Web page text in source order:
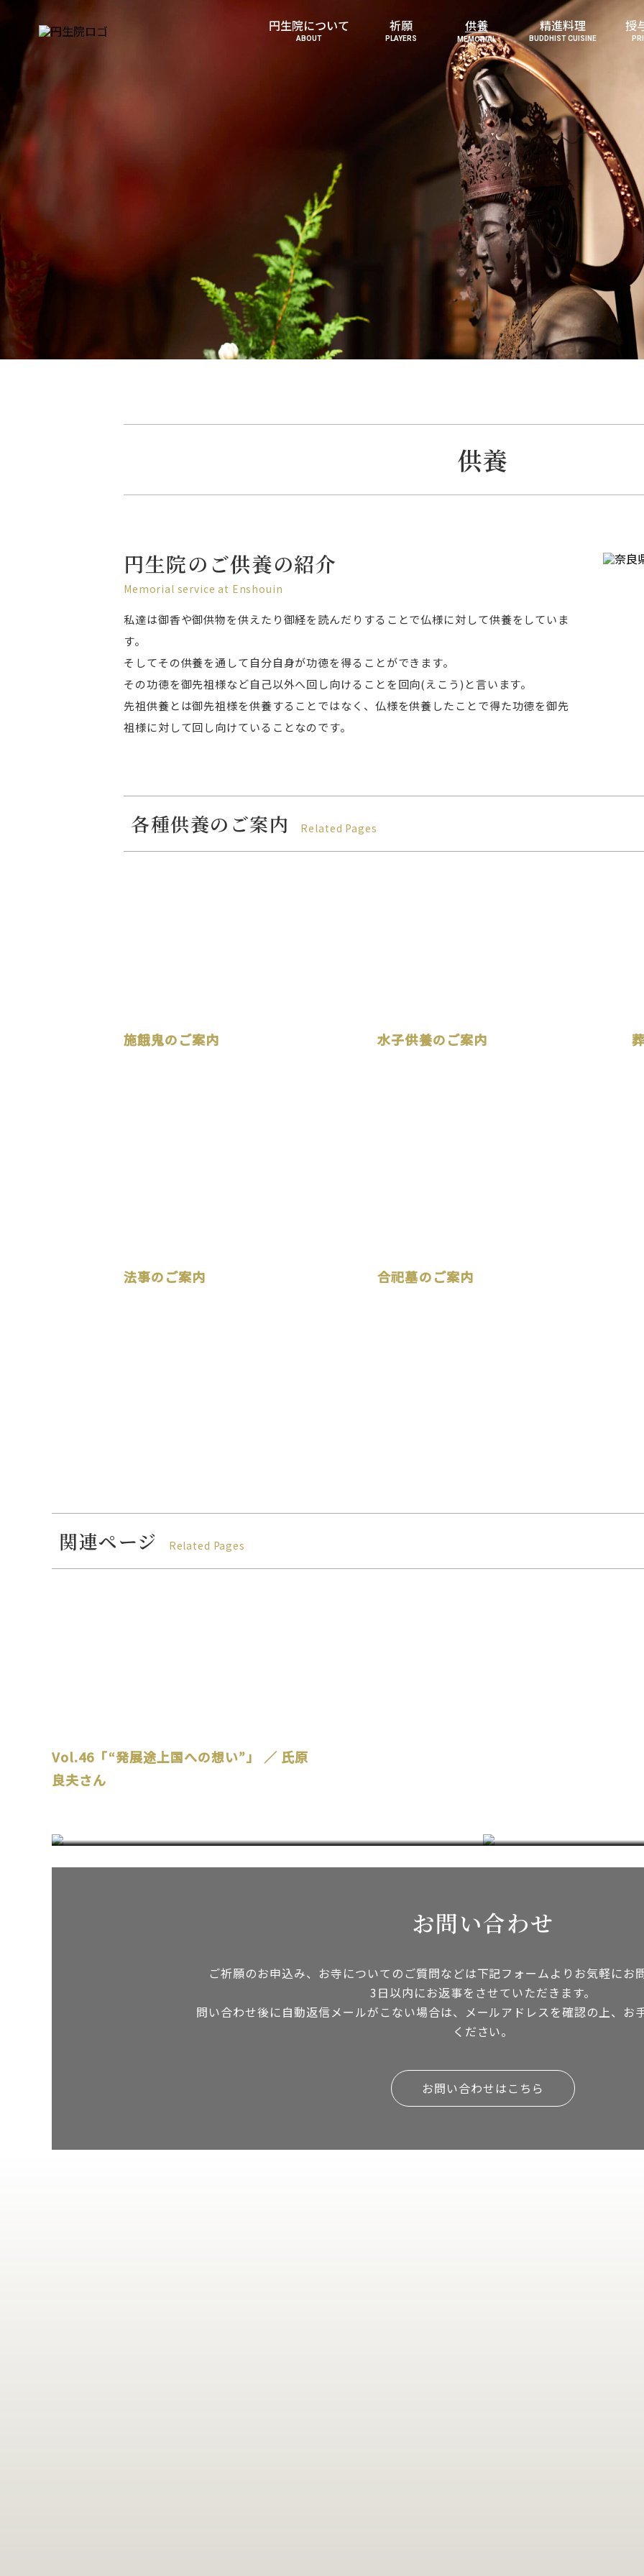
円生院について
ABOUT
祈願
PLAYERS
供養
MEMORIAL
精進料理
BUDDHIST CUISINE
授
供養
円生院のご供養の紹介
Memorial service at Enshouin
私達は御香や御供物を供えたり御経を読んだりすることで仏様に対して供養をしていま
す。
そしてその供養を通して自分自身が功徳を得ることができます。
その功徳を御先祖様など自己以外へ回し向けることを回向(えこう)と言います。
先祖供養とは御先祖様を供養することではなく、仏様を供養したことで得た功徳を御先
祖様に対して回し向けていることなのです。
各種供養のご案内 Related Pages
施餓鬼のご案内 水子供養のご案内
法事のご案内 合祀墓のご案内
関連ページ Related Pages
Vol.46「“発展途上国への想い”」 ／ 氏原
良夫さん
お問い合わせ
ご祈願のお申込み、お寺についてのご質問などは下記フォームよりお気軽にお
3日以内にお返事をさせていただきます。
問い合わせ後に自動返信メールがこない場合は、メールアドレスを確認の上、お
ください。
お問い合わせはこちら